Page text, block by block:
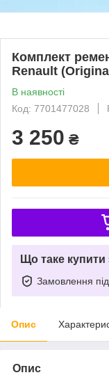
Комплект
Renault
В наявності
Код: 7701477028
3 250 ₴
Що таке
Замовлення
Опис
Опис